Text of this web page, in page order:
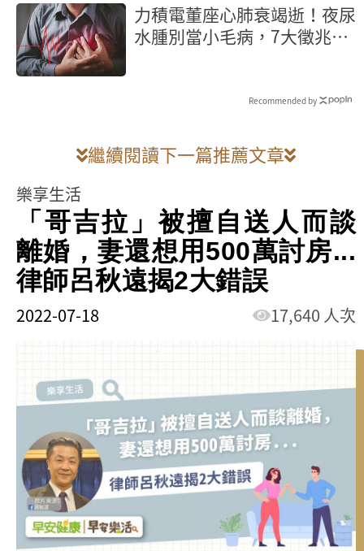
力積電董座心肺衰竭逝！夜尿
水腫別當小毛病，7大徵兆是
Recommended by
繼續閱讀下一篇推薦文章
樂享生活
「哥吉拉」被擅自送人而談
離婚，妻還想用500萬討房...
律師呂秋遠揭2大錯誤
2022-07-18 17,640 人次